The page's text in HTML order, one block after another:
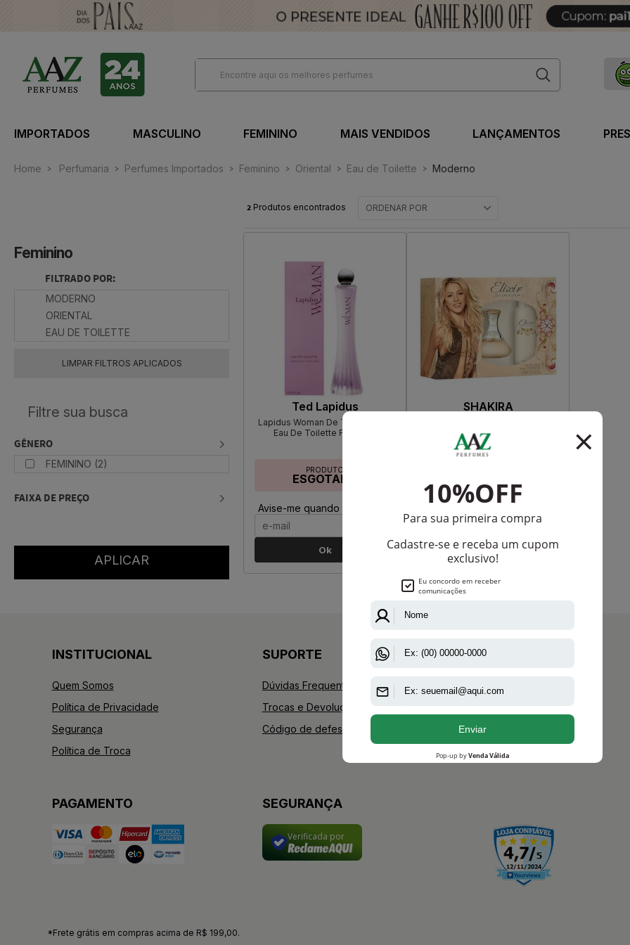
IMPORTADOS MASCULINO FEMININO MAIS VENDIDOS LANÇAMENTOS
Home Perfumaria Perfumes Importados Feminino Oriental Eau de Toilette Moderno
Feminino
FILTRADO POR:
MODERNO
ORIENTAL
EAU DE TOILETTE
LIMPAR FILTROS APLICADOS
GÊNERO
FEMININO (2)
FAIXA DE PREÇO
ORDENAR POR
2 Produtos encontrados
Ted Lapidus
Lapidus Woman De Ted Lapidus
Eau De Toilette Feminino
PRODUTO
ESGOTADO
Avise-me quando disponível:
Ok
SHAKIRA
Feminino 1
Ok
INSTITUCIONAL
Quem Somos
Política de Privacidade
Segurança
Política de Troca
SUPORTE
Dúvidas Frequentes
Trocas e Devoluções
Código de defesa do consumidor
+AAZ PERFUMES
Blog
Instagram
Facebook
PAGAMENTO SEGURANÇA
Verificada por
*Frete grátis em compras acima de R$ 199,00.